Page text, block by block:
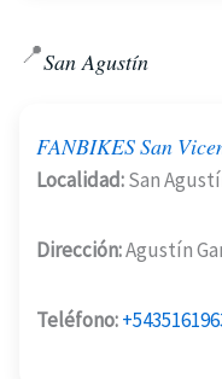
📍San Agustín
FANBIKES San
Localidad:San
Dirección:Agustín
Teléfono: